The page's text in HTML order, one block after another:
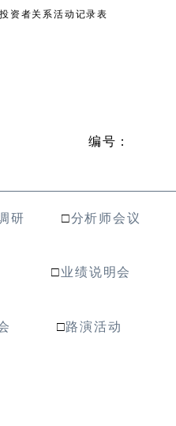
资者关系活动记录表
编号：
研 □分析师会议
□业绩说明会
□路演活动